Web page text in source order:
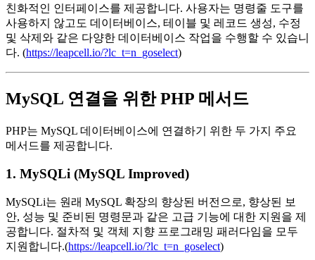
친화적인 인터페이스를 제공합니다. 사용자는 명령줄 도구를
사용하지 않고도 데이터베이스, 테이블 및 레코드 생성, 수정
및 삭제와 같은 다양한 데이터베이스 작업을 수행할 수 있습니
다. (https://leapcell.io/?lc_t=n_goselect)
MySQL 연결을 위한 PHP 메서드
PHP는 MySQL 데이터베이스에 연결하기 위한 두 가지 주요
메서드를 제공합니다.
1. MySQLi (MySQL Improved)
MySQLi는 원래 MySQL 확장의 향상된 버전으로, 향상된 보
안, 성능 및 준비된 명령문과 같은 고급 기능에 대한 지원을 제
공합니다. 절차적 및 객체 지향 프로그래밍 패러다임을 모두
지원합니다.(https://leapcell.io/?lc_t=n_goselect)